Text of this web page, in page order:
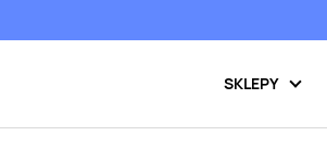
SKLEPY